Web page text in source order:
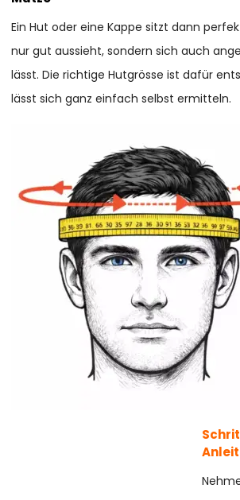
Ein Hut oder eine Kappe sitzt dann
nur gut aussieht, sondern sich auch
lässt. Die richtige Hutgrösse ist dafür
lässt sich ganz einfach selbst ermitteln.